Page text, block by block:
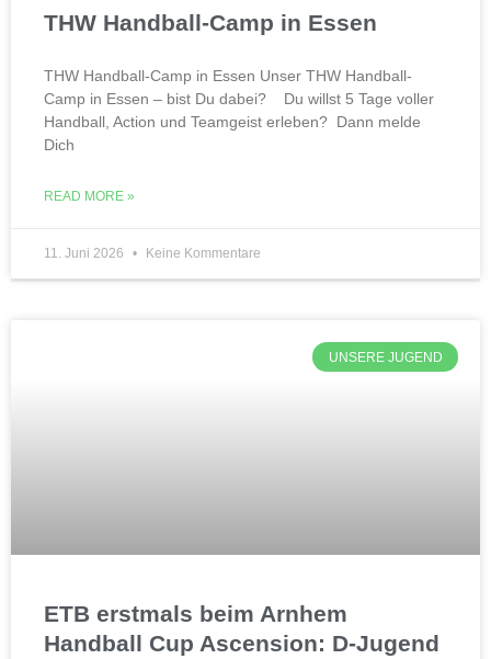
THW Handball-Camp in Essen
THW Handball-Camp in Essen Unser THW Handball-
Camp in Essen – bist Du dabei? Du willst 5 Tage voller
Handball, Action und Teamgeist erleben? Dann melde
Dich
READ MORE »
11. Juni 2026 Keine Kommentare
UNSERE JUGEND
ETB erstmals beim Arnhem
Handball Cup Ascension: D-Jugend